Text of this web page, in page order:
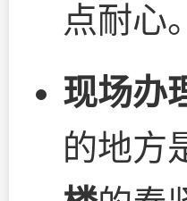
点耐心。
现场办
的地方